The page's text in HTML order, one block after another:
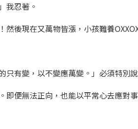
我忍著。
後現在又萬物皆漲，小孩難養
有變，以不變應萬變。」必須特別
即便無法正向，也能以平常心去應對